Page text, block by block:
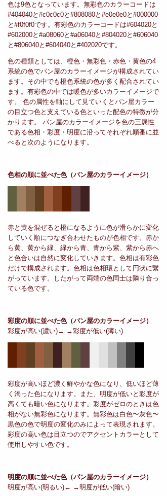
色は9色となっています。無彩色のカラーコードは
#404040と#c0c0c0と#808080と#e0e0e0と#000000
と#f0f0f0です。有彩色のカラーコードは#604020と
#602000と#a08060と#a06040と#804020と#606040
と#806040と#604040と#402020です。
色の種類としては、橙色・無彩色・赤色・黄色の4
系統の色でパン屋のカラーイメージが構成されてい
ます。その中でも橙色系統の色が多く配合されてい
ます。有彩色の中では暖色が多いカラーイメージで
す。 色の属性を軸にして見ていくとパン屋カラー
の目立つ色と支えている色といった配色の特徴が分
かります。 パン屋のカラーイメージを色の三属性
である色相・彩度・明度に沿ってそれぞれ順番に並
べると次のようになります。
色相の順に並べた色（パン屋のカラーイメージ）
赤と黄を混ぜると橙になるように色が滑らかに変化
していく順につなぎ合わせたものが色相です。赤か
ら黄、黄から緑、緑から青、青から紫、紫から赤へ
と色合いは自然に変化していきます。色相は有彩色
だけで構成されます。色相は色相環として円状に繋
がっています。したがって両端の色同士は隣り合っ
ている色です。
彩度の順に並べた色（パン屋のカラーイメージ）
彩度が高い(濃い)← →彩度が低い(薄い)
彩度が高いほど濃く鮮やかな色になり、低いほど薄
く濁った色になります。また、明度が低いと彩度が
高くても暗い色になります。彩度がゼロのときは色
相がない無彩色になります。無彩色は白色〜灰色〜
黒色の色で明度の変化のみによって表現されます。
彩度の高い色は目立つのでアクセントカラーとして
使用しやすい色です。
明度の順に並べた色（パン屋のカラーイメージ）
明度が高い(明るい)← →明度が低い(暗い)